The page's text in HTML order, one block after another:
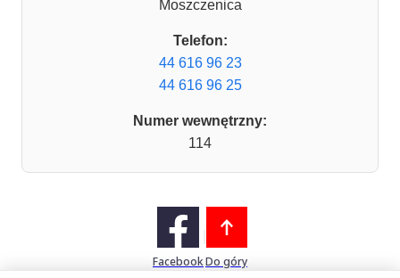
Moszczenica
Telefon:
44 616 96 23
44 616 96 25
Numer wewnętrzny:
114
FacebookDo góry